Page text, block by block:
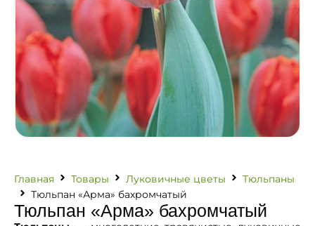
Главная Товары Луковичные цветы
Тюльпаны
Тюльпан «Арма» бахромчатый
Тюльпан «Арма» бахромчатый